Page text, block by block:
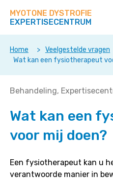
direct
op
deze
MYOTONE DYSTROFIE
EXPERTISECENTRUM
Home > Veelgestelde vragen
Wat kan een fysiotherapeut
Wat
een
voor
doen?
Behandeling
Wat kan een
voor mij doen?
Een fysiotherapeut kan u
verantwoorde manier in